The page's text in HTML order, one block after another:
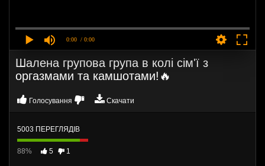
0:00 / 0:00
Шалена групова група в колі сім'ї з
оргазмами та камшотами!🔥
Голосування Скачати
5003 ПЕРЕГЛЯДІВ
88% 5 1